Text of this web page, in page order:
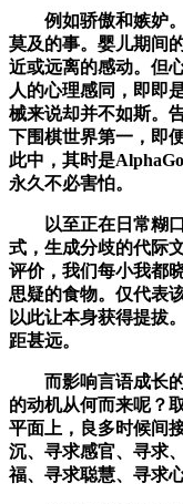
例如骄傲和嫉妒。
莫及的事。婴儿期间
近或远离的感动。但
人的心理感同，即即
械来说却并不如斯。
下围棋世界第一，即
此中，其时是
永久不必害怕。
以至正在日常糊口
式，生成分歧的代际
评价，我们每小我都
思疑的食物。仅代表
以此让本身获得提拔
距甚远。
而影响言语成长的
的动机从何而来呢？
平面上，良多时候间
沉、寻求感官、寻求
福、寻求聪慧、寻求心